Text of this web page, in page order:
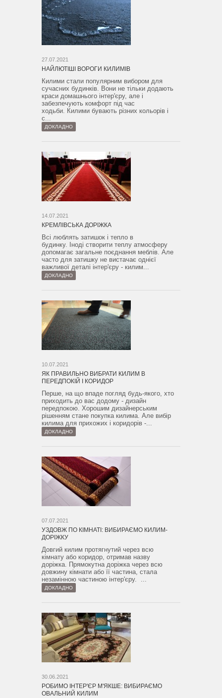
27.07.2021
НАЙЛЮТІШІ ВОРОГИ КИЛИМІВ
Килими стали популярним вибором для
сучасних будинків. Вони не тільки додають
краси домашнього інтер'єру, але і
забезпечують комфорт під час
ходьби. Килими бувають різних кольорів і
с...
ДОКЛАДНО
14.07.2021
КРЕМЛІВСЬКА ДОРІЖКА
Всі люблять затишок і тепло в
будинку. Іноді створити теплу атмосферу
допомагає загальне поєднання меблів. Але
часто для затишку не вистачає однієї
важливої ​​деталі інтер'єру - килим...
ДОКЛАДНО
10.07.2021
ЯК ПРАВИЛЬНО ВИБРАТИ КИЛИМ В
ПЕРЕДПОКІЙ І КОРИДОР
Перше, на що впаде погляд будь-якого, хто
приходить до вас додому - дизайн
передпокою. Хорошим дизайнерським
рішенням стане покупка килима. Але вибір
килима для прихожих і коридорів -...
ДОКЛАДНО
07.07.2021
УЗДОВЖ ПО КІМНАТІ: ВИБИРАЄМО КИЛИМ-
ДОРІЖКУ
Довгий килим протягнутий через всю
кімнату або коридор, отримав назву
доріжка. Прямокутна доріжка через всю
довжину кімнати або її частина, стала
незамінною частиною інтер'єру. ...
ДОКЛАДНО
30.06.2021
РОБИМО ІНТЕР'ЄР М'ЯКШЕ: ВИБИРАЄМО
ОВАЛЬНИЙ КИЛИМ